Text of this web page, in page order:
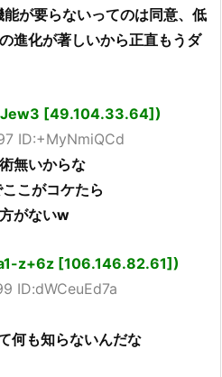
が要らないってのは同意、低
進化が著しいから正直もうダ
Jew3 [49.104.33.64])
ID:+MyNmiQCd
無いからな
こがコケたら
がないw
z+6z [106.146.82.61])
ID:dWCeuEd7a
何も知らないんだな